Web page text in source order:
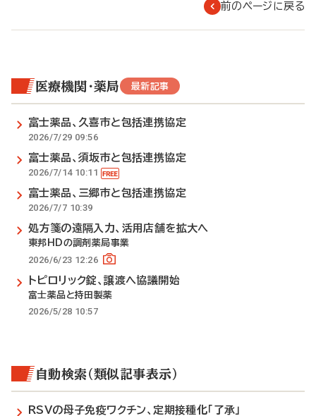
前のページに戻る
医療機関・薬局 最新記事
富士薬品、久喜市と包括連携協定
2026/7/29 09:56
富士薬品、須坂市と包括連携協定
2026/7/14 10:11
富士薬品、三郷市と包括連携協定
2026/7/7 10:39
処方箋の遠隔入力、活用店舗を拡大へ
東邦HDの調剤薬局事業
2026/6/23 12:26
トピロリック錠、譲渡へ協議開始
富士薬品と持田製薬
2026/5/28 10:57
自動検索（類似記事表示）
RSVの母子免疫ワクチン、定期接種化「了承」